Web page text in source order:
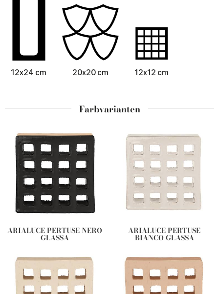
12x24 cm 20x20 cm 12x12 cm
Farbvarianten
ARIALUCE PERTUSE NERO
GLASSA
ARIALUCE PERTUSE
BIANCO GLASSA